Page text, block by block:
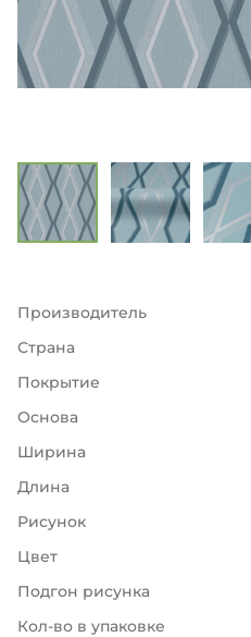
Производитель
Страна
Покрытие
Основа
Ширина
Длина
Рисунок
Цвет
Подгон рисунка
Кол-во в упаковке